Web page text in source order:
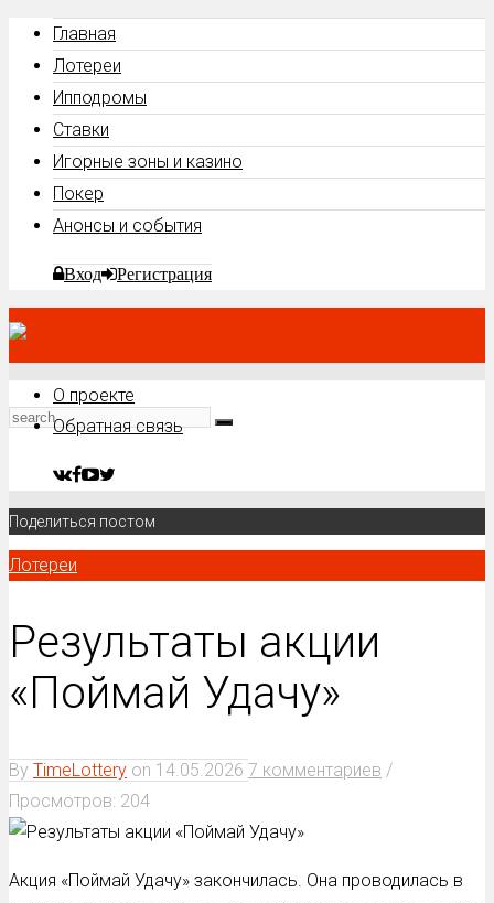
Главная
Лотереи
Ипподромы
Ставки
Игорные зоны и казино
Покер
Анонсы и события
Вход Регистрация
О проекте
Обратная связь
Поделиться постом
Лотереи
Результаты акции
«Поймай Удачу»
By TimeLottery on 14.05.2026 7 комментариев /
Просмотров: 204
Акция «Поймай Удачу» закончилась. Она проводилась в